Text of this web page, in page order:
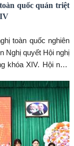
quốc quán triệt
toàn quốc nghiên
Nghị quyết Hội nghị
khóa XIV. Hội nghị
Nhà Quốc hội
quan Trung ương,